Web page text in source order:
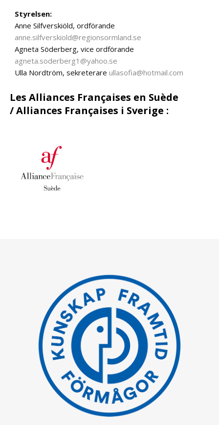
Styrelsen:
Anne Silfverskiöld, ordförande
anne.silfverskiold@regionsormland.se
Agneta Söderberg, vice ordförande
agneta.soderberg1@yahoo.se
Ulla Nordtröm, sekreterare ullasofia@hotmail.com
Les Alliances Françaises en Suède
/ Alliances Françaises i Sverige :